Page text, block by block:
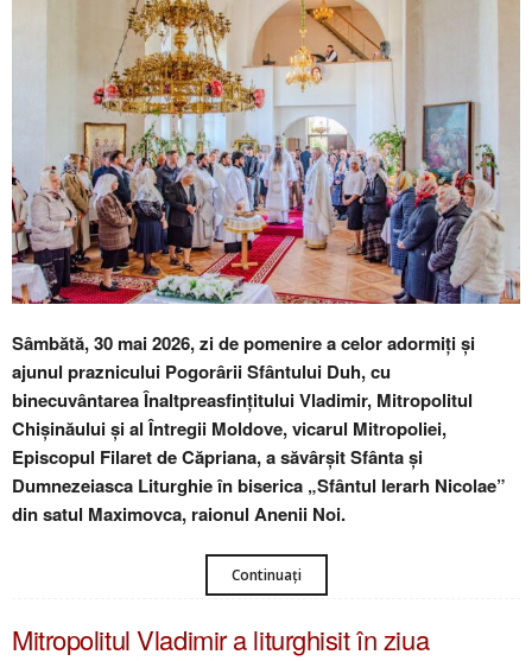
Sâmbătă, 30 mai 2026, zi de pomenire a celor adormiți și
ajunul praznicului Pogorârii Sfântului Duh, cu
binecuvântarea Înaltpreasfințitului Vladimir, Mitropolitul
Chișinăului și al Întregii Moldove, vicarul Mitropoliei,
Episcopul Filaret de Căpriana, a săvârșit Sfânta și
Dumnezeiasca Liturghie în biserica „Sfântul Ierarh Nicolae”
din satul Maximovca, raionul Anenii Noi.
Continuați
Mitropolitul Vladimir a liturghisit în ziua